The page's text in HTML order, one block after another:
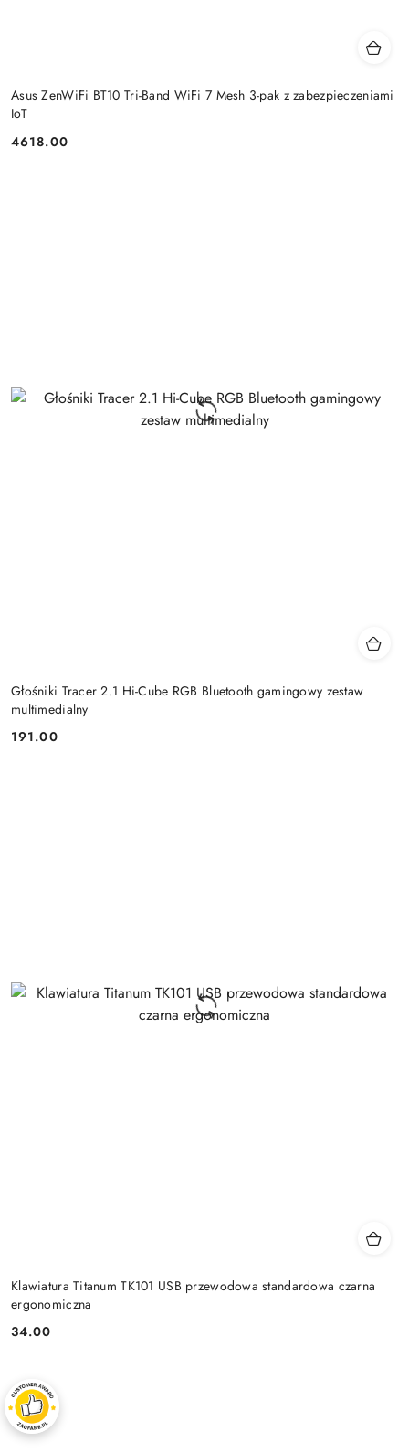
Asus ZenWiFi BT10 Tri-Band WiFi 7 Mesh 3-pak z zabezpieczeniami
IoT
Cena:
4618.00
Głośniki Tracer 2.1 Hi-Cube RGB Bluetooth gamingowy zestaw
multimedialny
Cena:
191.00
Klawiatura Titanum TK101 USB przewodowa standardowa czarna
ergonomiczna
Cena:
34.00